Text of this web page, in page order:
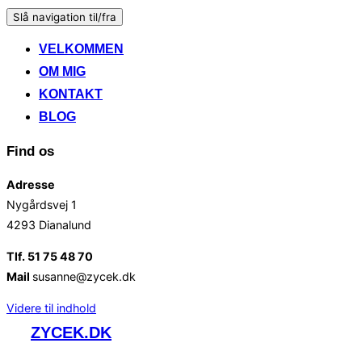
Slå navigation til/fra
VELKOMMEN
OM MIG
KONTAKT
BLOG
Find os
Adresse
Nygårdsvej 1
4293 Dianalund
Tlf. 51 75 48 70
Mail susanne@zycek.dk
Videre til indhold
ZYCEK.DK